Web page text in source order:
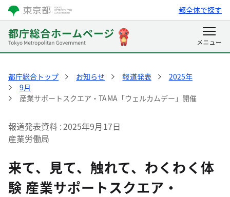
都全体で探す
都庁総合トップ お知らせ 報道発表
2025年
9月
産業サポートスクエア・TAMA「ウェルカムデー」開催
報道発表資料 2025年9月17日
産業労働局
来て、見て、触れて、わくわく体
験 産業サポートスクエア・